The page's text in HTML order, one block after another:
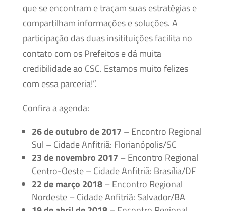
que se encontram e traçam suas estratégias e
compartilham informações e soluções. A
participação das duas insitituições facilita no
contato com os Prefeitos e dá muita
credibilidade ao CSC. Estamos muito felizes
com essa parceria!”.
Confira a agenda:
26 de outubro de 2017 – Encontro Regional
Sul – Cidade Anfitriã: Florianópolis/SC
23 de novembro 2017 – Encontro Regional
Centro-Oeste – Cidade Anfitriã: Brasília/DF
22 de março 2018– Encontro Regional
Nordeste – Cidade Anfitriã: Salvador/BA